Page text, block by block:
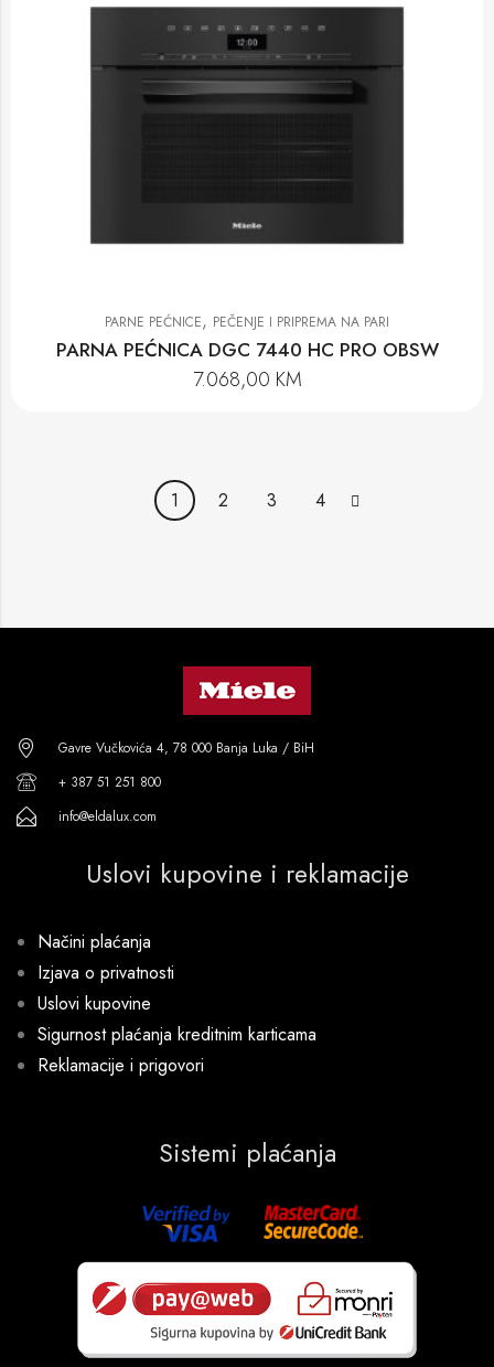
PARNE PEĆNICE, PEČENJE I PRIPREMA NA PARI
PARNA PEĆNICA DGC 7440 HC PRO OBSW
7.068,00 KM
1 2 3 4
Gavre Vučkovića 4, 78 000 Banja Luka / BiH
+ 387 51 251 800
info@eldalux.com
Uslovi kupovine i reklamacije
Načini plaćanja
Izjava o privatnosti
Uslovi kupovine
Sigurnost plaćanja kreditnim karticama
Reklamacije i prigovori
Sistemi plaćanja